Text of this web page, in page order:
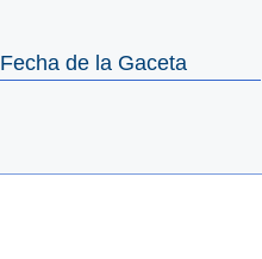
Fecha de la Gaceta